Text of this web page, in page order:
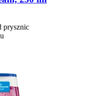
prysznic